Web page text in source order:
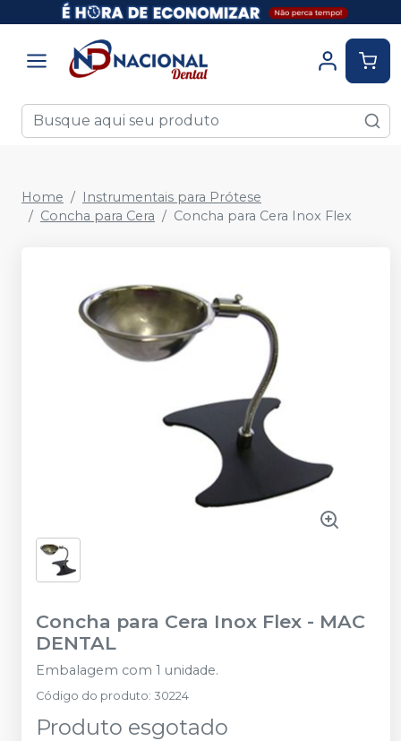
Home
Instrumentais para Prótese
Concha para Cera
Concha para Cera Inox Flex
Concha para Cera Inox Flex - MAC
DENTAL
Embalagem com 1 unidade.
Código do produto: 30224
Produto esgotado